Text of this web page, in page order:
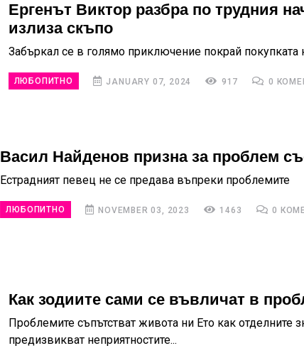
Ергенът Виктор разбра по трудния
излиза скъпо
Забъркал се в голямо приключение покрай покупката
ЛЮБОПИТНО JANUARY 07, 2024 917 0
Васил Найденов призна за проблем
Естрадният певец не се предава въпреки проблемите
ЛЮБОПИТНО NOVEMBER 03, 2023 1463 0
Как зодиите сами се въвличат в
Проблемите съпътстват живота ни Ето как отделните
предизвикват неприятностите...